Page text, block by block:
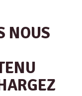
NOUS